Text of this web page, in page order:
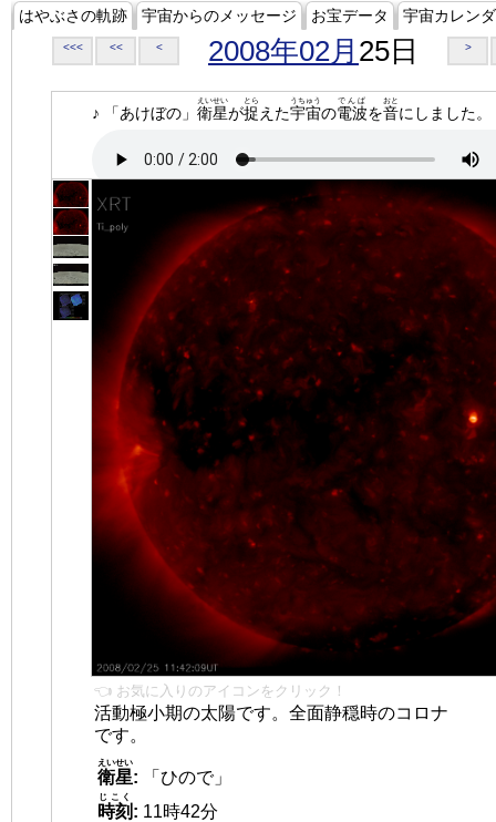
はやぶさの軌跡 宇宙からのメッセージ お宝データ 宇宙カレン
<<< << < 2008年02月 25日 >
♪ 「あけぼの」 衛星
えいせい
が捉
とら
えた宇宙
うちゅう
の電波
でんぱ
を音
おと
にしました。
👈 お気に入りのアイコンをクリック！
活動極小期の太陽です。全面静穏時のコロナ
です。
衛星
えいせい
:
「ひので」
時刻
じこく
: 11時42分